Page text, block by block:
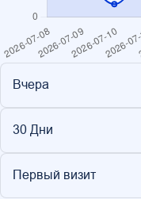
Вчера
30 Дни
Первый визит